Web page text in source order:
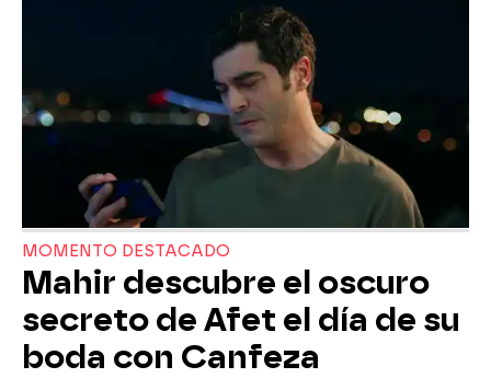
MOMENTO DESTACADO
Mahir descubre el oscuro
secreto de Afet el día de su
boda con Canfeza